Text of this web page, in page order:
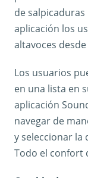
de salpicaduras
aplicación los
altavoces
Los usuarios
en una lista en
aplicación
navegar de
y seleccionar la
Todo el confort